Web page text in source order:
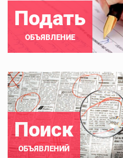
Подать
ОБЪЯВЛЕНИЕ
Поиск
ОБЪЯВЛЕНИЙ